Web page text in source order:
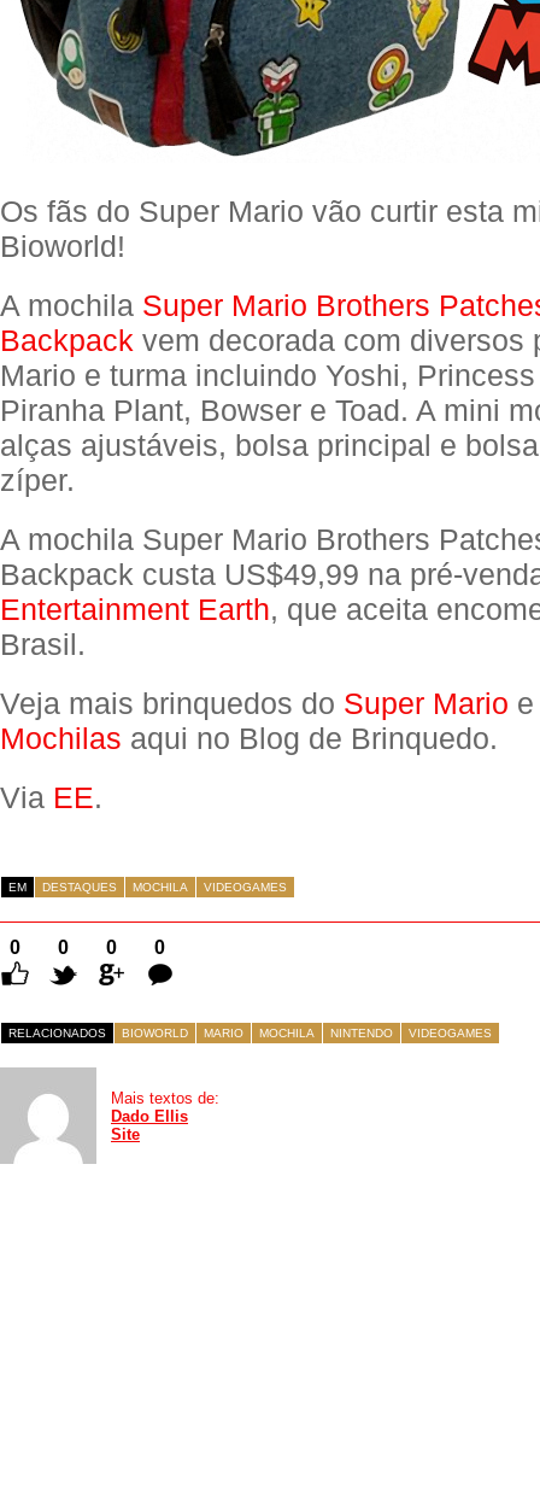
Os fãs do Super Mario vão curtir esta
Bioworld!
A mochila Super Mario Brothers
Backpack vem decorada com diversos
Mario e turma incluindo Yoshi,
Piranha Plant, Bowser e Toad. A mini
alças ajustáveis, bolsa principal e
zíper.
A mochila Super Mario Brothers
Backpack custa US$49,99 na pré-
Entertainment Earth, que aceita
Brasil.
Veja mais brinquedos do Super Mario
Mochilas aqui no Blog de Brinquedo.
Via EE.
EM DESTAQUES MOCHILA VIDEOGAMES
0 0 0
0
Comentários
RELACIONADOS BIOWORLD MARIO MOCHILA NINTENDO VIDEOGAMES
Mais textos de:
Dado Ellis
Site